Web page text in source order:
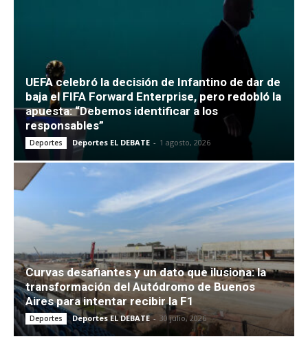
UEFA celebró la decisión de Infantino de dar de
baja el FIFA Forward Enterprise, pero redobló la
apuesta: “Debemos identificar a los
responsables”
Deportes Deportes EL DEBATE - 1 agosto, 2026
Curvas desafiantes y un dato que ilusiona: la
transformación del Autódromo de Buenos
Aires para intentar recibir la F1
Deportes Deportes EL DEBATE - 30 julio, 2026